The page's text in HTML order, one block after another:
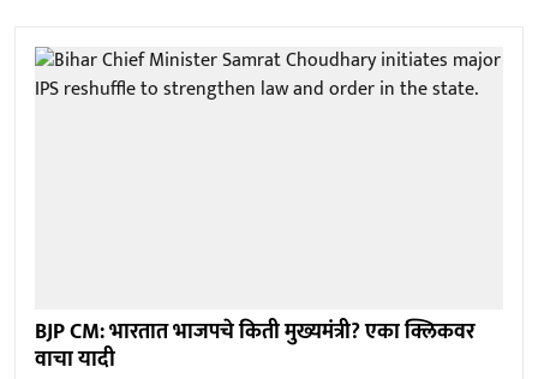
BJP CM: भारतात भाजपचे किती मुख्यमंत्री? एका क्लिकवर
वाचा यादी